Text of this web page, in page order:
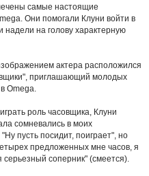
самые настоящие
Они помогали Клуни войти в
надели на голову характерную
актера расположился
приглашающий молодых
Omega.
роль часовщика, Клуни
сомневались в моих
пусть посидит, поиграет", но
предложенных мне часов, я
соперник" (смеется).